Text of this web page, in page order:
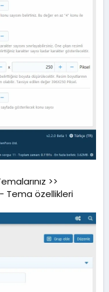
>>
Tema özellikleri